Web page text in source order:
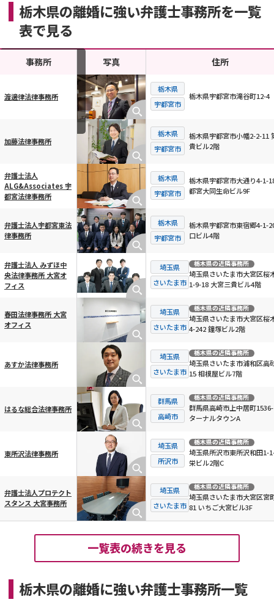
その他の男女問題
栃木県の離婚に強い弁護士事務所を一覧
表で見る
横スクロール可能
事務所 写真 住所
渡邊律法律事務所
栃木県
宇都宮市
栃木県宇都宮市滝谷町12-4
加藤法律事務所
栃木県
宇都宮市
栃木県宇都宮市小幡2-2-11
貴ビル2階
弁護士法人
ALG&Associates 宇
都宮法律事務所
栃木県
宇都宮市
栃木県宇都宮市大通り4-1-
都宮大同生命ビル9F
弁護士法人宇都宮東法
律事務所
栃木県
宇都宮市
栃木県宇都宮市東宿郷4-1-
口ビル4階
弁護士法人 みずほ中
央法律事務所 大宮オ
フィス
埼玉県
さいたま市
栃木県の近隣事務所
埼玉県さいたま市大宮区桜
1-9-18 大宮三貴ビル4階
春田法律事務所 大宮
オフィス
埼玉県
さいたま市
栃木県の近隣事務所
埼玉県さいたま市大宮区桜
4-242 鐘塚ビル2階
あすか法律事務所
埼玉県
さいたま市
栃木県の近隣事務所
埼玉県さいたま市浦和区高
15 相模屋ビル7階
はるな総合法律事務所
群馬県
高崎市
栃木県の近隣事務所
群馬県高崎市上中居町
ターナルタウンA
東所沢法律事務所
埼玉県
所沢市
栃木県の近隣事務所
埼玉県所沢市東所沢和田1-
栄ビル2階C
弁護士法人プロテクト
スタンス 大宮事務所
埼玉県
さいたま市
栃木県の近隣事務所
埼玉県さいたま市大宮区宮
81 いちご大宮ビル3F
一覧表の続きを見る
栃木県の離婚に強い弁護士事務所一覧